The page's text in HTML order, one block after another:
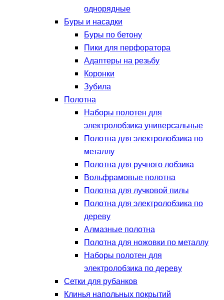
однорядные
Буры и насадки
Буры по бетону
Пики для перфоратора
Адаптеры на резьбу
Коронки
Зубила
Полотна
Наборы полотен для
электролобзика универсальные
Полотна для электролобзика по
металлу
Полотна для ручного лобзика
Вольфрамовые полотна
Полотна для лучковой пилы
Полотна для электролобзика по
дереву
Алмазные полотна
Полотна для ножовки по металлу
Наборы полотен для
электролобзика по дереву
Сетки для рубанков
Клинья напольных покрытий